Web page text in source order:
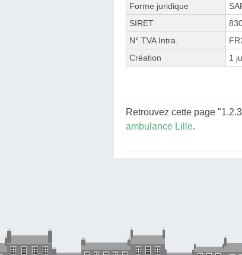
Forme juridique
SIRET
N° TVA Intra.
Création
1
Retrouvez cette page
ambulance Lille.